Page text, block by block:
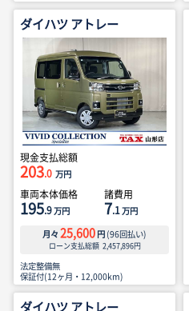
ダイハツ アトレー
現金支払総額
203.0 万円
車両本体価格
195.9万円
諸費用
7.1万円
月々 25,600 円 (96回払い)
ローン支払総額 2,457,896円
法定整備無
保証付(12ヶ月・12,000km)
ダイハツ アトレー